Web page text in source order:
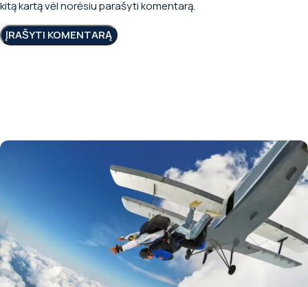
kitą kartą vėl norėsiu parašyti komentarą.